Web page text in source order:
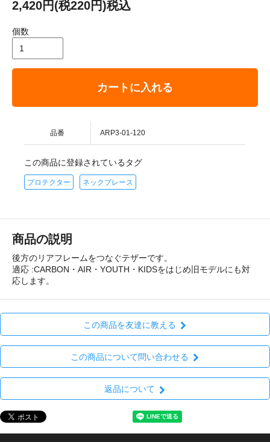
2,420円(税220円)税込
個数
カートに入れる
品番 ARP3-01-120
この商品に登録されているタグ
プロテクター ネックブレース
商品の説明
後方のリアフレームをつなぐテザーです。
適応 :CARBON・AIR・YOUTH・KIDSをはじめ旧モデルにも対
応します。
この商品を友達に教える
この商品について問い合わせる
返品について